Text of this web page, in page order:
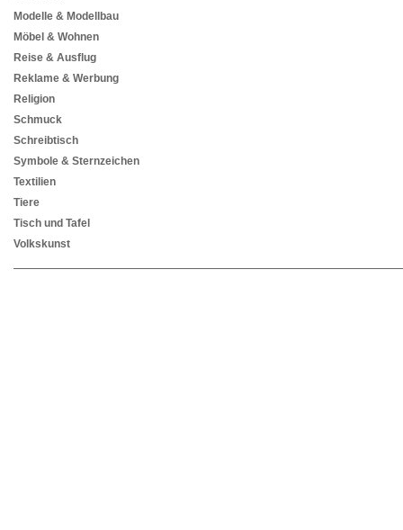
Modelle & Modellbau
Möbel & Wohnen
Reise & Ausflug
Reklame & Werbung
Religion
Schmuck
Schreibtisch
Symbole & Sternzeichen
Textilien
Tiere
Tisch und Tafel
Volkskunst